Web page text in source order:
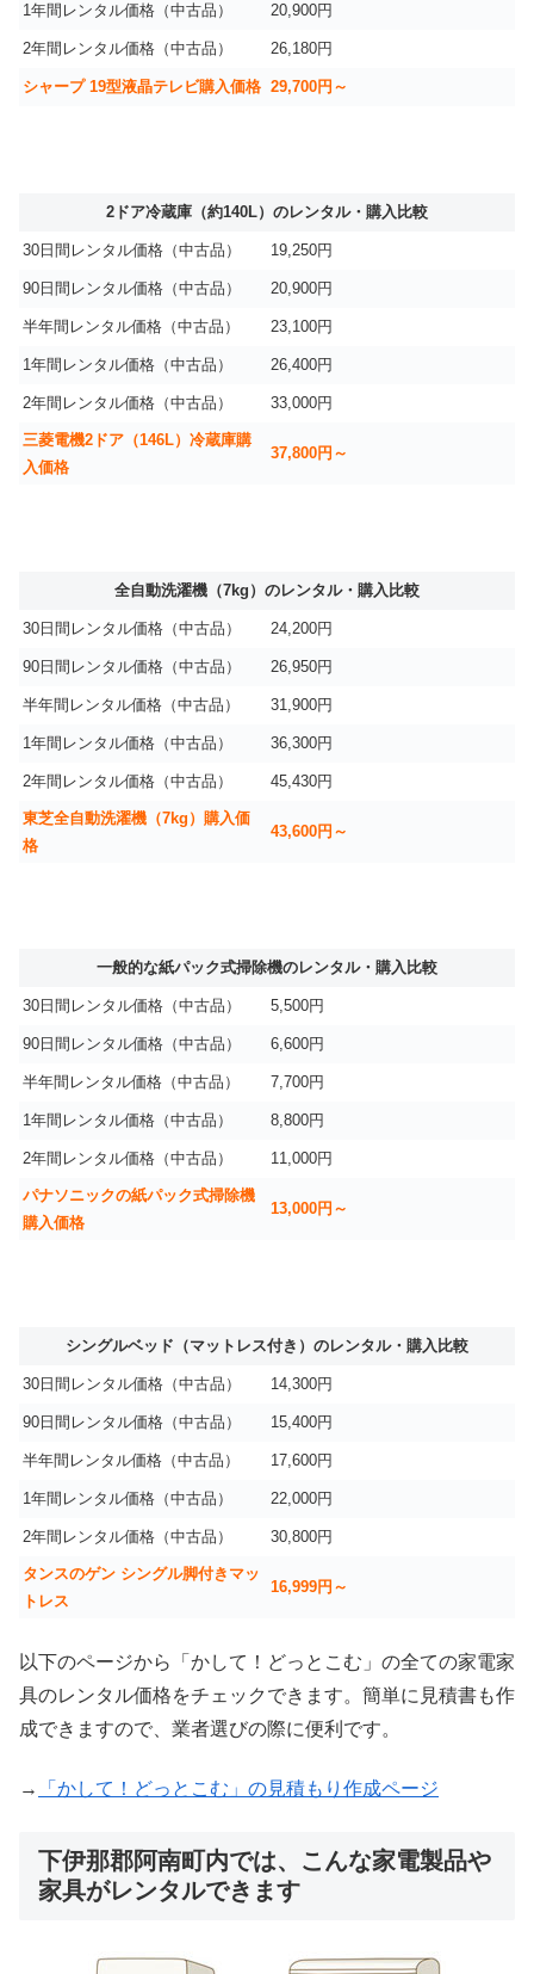
1年間レンタル価格（中古品） 20,900円
2年間レンタル価格（中古品） 26,180円
シャープ 19型液晶テレビ購入価格 29,700円～
2ドア冷蔵庫（約140L）のレンタル・購入比較
30日間レンタル価格（中古品） 19,250円
90日間レンタル価格（中古品） 20,900円
半年間レンタル価格（中古品） 23,100円
1年間レンタル価格（中古品） 26,400円
2年間レンタル価格（中古品） 33,000円
三菱電機2ドア（146L）冷蔵庫購
入価格
37,800円～
全自動洗濯機（7kg）のレンタル・購入比較
30日間レンタル価格（中古品） 24,200円
90日間レンタル価格（中古品） 26,950円
半年間レンタル価格（中古品） 31,900円
1年間レンタル価格（中古品） 36,300円
2年間レンタル価格（中古品） 45,430円
東芝全自動洗濯機（7kg）購入価
格
43,600円～
一般的な紙パック式掃除機のレンタル・購入比較
30日間レンタル価格（中古品） 5,500円
90日間レンタル価格（中古品） 6,600円
半年間レンタル価格（中古品） 7,700円
1年間レンタル価格（中古品） 8,800円
2年間レンタル価格（中古品） 11,000円
パナソニックの紙パック式掃除機
購入価格
13,000円～
シングルベッド（マットレス付き）のレンタル・購入比較
30日間レンタル価格（中古品） 14,300円
90日間レンタル価格（中古品） 15,400円
半年間レンタル価格（中古品） 17,600円
1年間レンタル価格（中古品） 22,000円
2年間レンタル価格（中古品） 30,800円
タンスのゲン シングル脚付きマッ
トレス
16,999円～
以下のページから「かして！どっとこむ」の全ての家電家
具のレンタル価格をチェックできます。簡単に見積書も作
成できますので、業者選びの際に便利です。
→ 「かして！どっとこむ」の見積もり作成ページ
下伊那郡阿南町内では、こんな家電製品や
家具がレンタルできます